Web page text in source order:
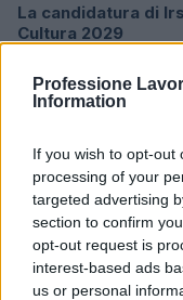
Professione
Information
If you wish to opt-out
processing of your
targeted advertising
section to confirm
opt-out request is
interest-based ads
us or personal
La candidatura di
Cultura 2029
BREAKING NEWS